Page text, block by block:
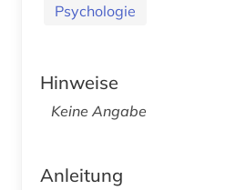
Psychologie
Hinweise
Keine Angabe
Anleitung